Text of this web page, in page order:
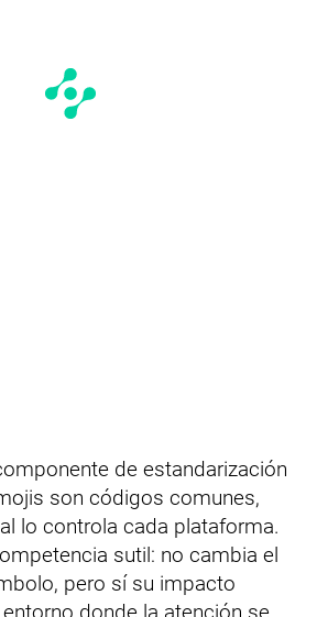
de estandarización
son códigos comunes,
lo controla cada plataforma.
sutil: no cambia el
pero sí su impacto